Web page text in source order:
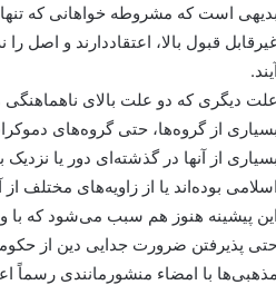
بدیهی است که مشروطه خواهانی که
قبول بالا، اعتقاددارند و اصل
علت دیگری که دو علت بالای
بسیاری از گروه‌ها، حتی گروه‌های
بسیاری از آنها در گذشته‌ای دور یا
اسلامی بوده‌اند یا از زاویه‌های مختلف
این پیشینه هنوز هم سبب می‌شود که با
پذیرفتن ضرورت جدایی دین از
مذهبی‌ها با امضاء منشورمانندی رسماً